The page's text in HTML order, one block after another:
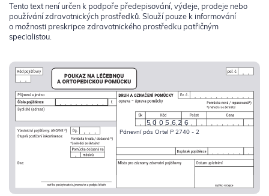
Tento text není určen k podpoře předepisování, výdeje, prodeje nebo
používání zdravotnických prostředků. Slouží pouze k informování
o možnosti preskripce zdravotnického prostředku patřičným
specialistou.
5005626
Pánevní pás Ortel P 2740 - 2